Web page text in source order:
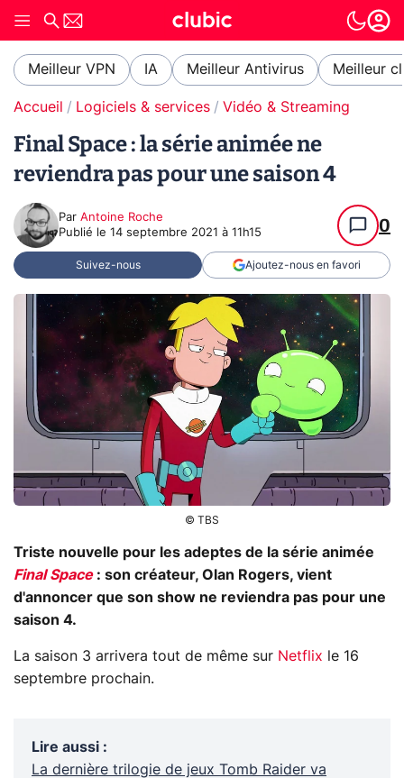
Meilleur VPN IA Meilleur Antivirus Meilleur
Accueil Logiciels & services Vidéo & Streaming
Final Space : la série animée ne
reviendra pas pour une saison 4
Par Antoine Roche
Publié le 14 septembre 2021 à 11h15 0
Suivez-nous Ajoutez-nous en favori
© TBS
Triste nouvelle pour les adeptes de la série animée
Final Space: son créateur, Olan Rogers, vient
d'annoncer que son show ne reviendra pas pour une
saison 4.
La saison 3 arrivera tout de même sur Netflix le 16
septembre prochain.
Lire aussi :
La dernière trilogie de jeux Tomb Raider va